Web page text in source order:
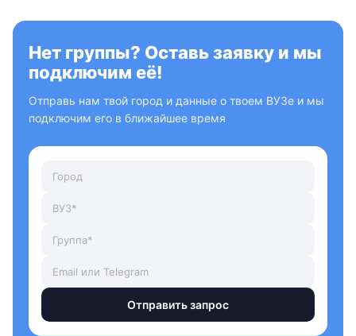
Нет группы? Оставь заявку и мы
подключим её!
Отправь нам твой город и данные о твоем ВУЗе и мы
подключим его в ближайшее время
Отправить запрос